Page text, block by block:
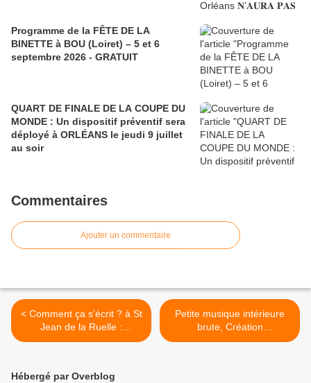
Programme de la FÊTE DE LA
BINETTE à BOU (Loiret) – 5 et 6
septembre 2026 - GRATUIT
QUART DE FINALE DE LA COUPE DU
MONDE : Un dispositif préventif sera
déployé à ORLÉANS le jeudi 9 juillet
au soir
Commentaires
Ajouter un commentaire
< Comment ça s’écrit ? à St
Jean de la Ruelle :
Rencontre autour de La
Petite musique intérieure
brute, Création
chorégraphique inclusive
Hébergé par Overblog